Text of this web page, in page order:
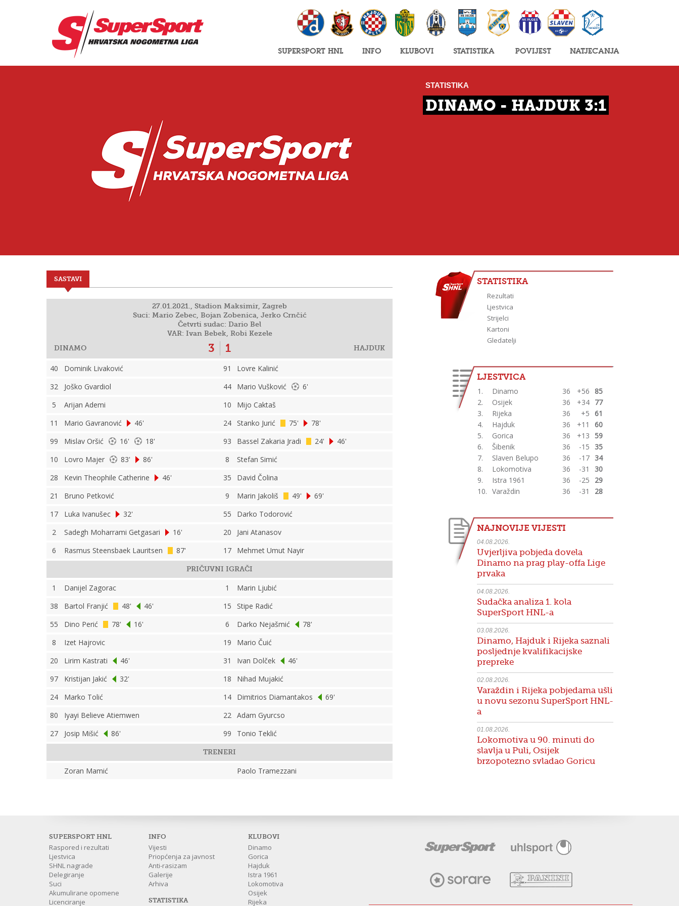
SuperSport HNL Info Klubovi Statistika Povijest Natjecanja
STATISTIKA
DINAMO - HAJDUK 3:1
SASTAVI
27.01.2021., Stadion Maksimir, Zagreb
Suci: Mario Zebec, Bojan Zobenica, Jerko Crnčić
Četvrti sudac: Dario Bel
VAR: Ivan Bebek, Robi Kezele
DINAMO
3 HAJDUK
1
40 Dominik Livaković 91
Lovre Kalinić
32
Joško Gvardiol 44 Mario Vušković
6'
5
Arijan Ademi 10
Mijo Caktaš
11
Mario Gavranović 46' 24 Stanko Jurić 75'
78'
99
Mislav Oršić 16' 18' 93 Bassel Zakaria Jradi 24'
46'
10
Lovro Majer 83' 86' 8
Stefan Simić
28
Kevin Theophile Catherine 46' 35
David Čolina
21
Bruno Petković 9 Marin Jakoliš 49'
69'
17
Luka Ivanušec 32' 55
Darko Todorović
2
Sadegh Moharrami Getgasari 16' 20
Jani Atanasov
6
Rasmus Steensbaek Lauritsen 87' 17 Mehmet Umut Nayir
PRIČUVNI IGRAČI
1 Danijel Zagorac 1
Marin Ljubić
38
Bartol Franjić 48' 46' 15
Stipe Radić
55
Dino Perić 78' 16' 6 Darko Nejašmić
78'
8
Izet Hajrovic 19
Mario Čuić
20
Lirim Kastrati 46' 31 Ivan Dolček
46'
97
Kristijan Jakić 32' 18
Nihad Mujakić
24
Marko Tolić 14 Dimitrios Diamantakos
69'
80
Iyayi Believe Atiemwen 22
Adam Gyurcso
27
Josip Mišić 86' 99 Tonio Teklić
TRENERI
Zoran Mamić Paolo Tramezzani
STATISTIKA
Rezultati
Ljestvica
Strijelci
Kartoni
Gledatelji
LJESTVICA
1. Dinamo 36 +56
85
2.
Osijek 36 +34 77
3.
Rijeka 36 +5
61
4.
Hajduk 36 +11
60
5.
Gorica 36 +13 59
6.
Šibenik 36 -15 35
7.
Slaven Belupo 36 -17 34
8.
Lokomotiva 36 -31
30
9.
Istra 1961 36 -25
29
10. Varaždin 36 -31 28
NAJNOVIJE VIJESTI
04.08.2026.
Uvjerljiva pobjeda dovela
Dinamo na prag play-offa Lige
prvaka
04.08.2026.
Sudačka analiza 1. kola
SuperSport HNL-a
03.08.2026.
Dinamo, Hajduk i Rijeka saznali
posljednje kvalifikacijske
prepreke
02.08.2026.
Varaždin i Rijeka pobjedama ušli
u novu sezonu SuperSport HNL-
a
01.08.2026.
Lokomotiva u 90. minuti do
slavlja u Puli, Osijek
brzopotezno svladao Goricu
SUPERSPORT HNL
Raspored i rezultati
Ljestvica
SHNL nagrade
Delegiranje
Suci
Akumulirane opomene
Licenciranje
INFO
Vijesti
Priopćenja za javnost
Anti-rasizam
Galerije
Arhiva
STATISTIKA
KLUBOVI
Dinamo
Gorica
Hajduk
Istra 1961
Lokomotiva
Osijek
Rijeka